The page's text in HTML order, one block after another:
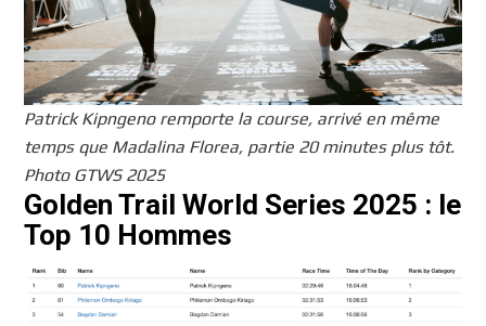
Patrick Kipngeno remporte la course, arrivé en même
temps que Madalina Florea, partie 20 minutes plus tôt.
Photo GTWS 2025
Golden Trail World Series 2025 : le
Top 10 Hommes